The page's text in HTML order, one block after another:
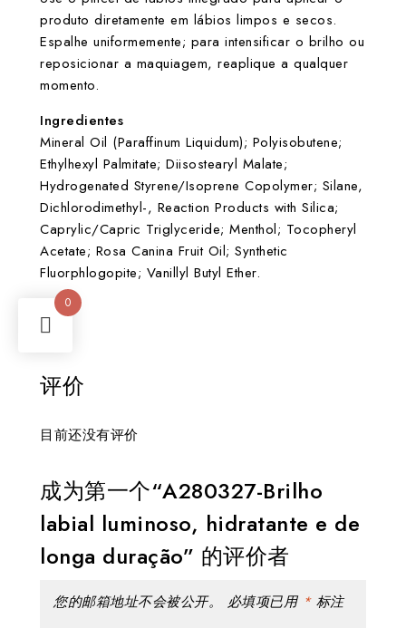
produto diretamente em lábios limpos e secos.
Espalhe uniformemente; para intensificar o brilho ou
reposicionar a maquiagem, reaplique a qualquer
momento.
Ingredientes
Mineral Oil (Paraffinum Liquidum); Polyisobutene;
Ethylhexyl Palmitate; Diisostearyl Malate;
Hydrogenated Styrene/Isoprene Copolymer; Silane,
Dichlorodimethyl-, Reaction Products with Silica;
Caprylic/Capric Triglyceride; Menthol; Tocopheryl
Acetate; Rosa Canina Fruit Oil; Synthetic
Fluorphlogopite; Vanillyl Butyl Ether.
评价
目前还没有评价
成为第一个“A280327-Brilho
labial luminoso, hidratante e de
longa duração” 的评价者
您的邮箱地址不会被公开。 必填项已用 *标注
0